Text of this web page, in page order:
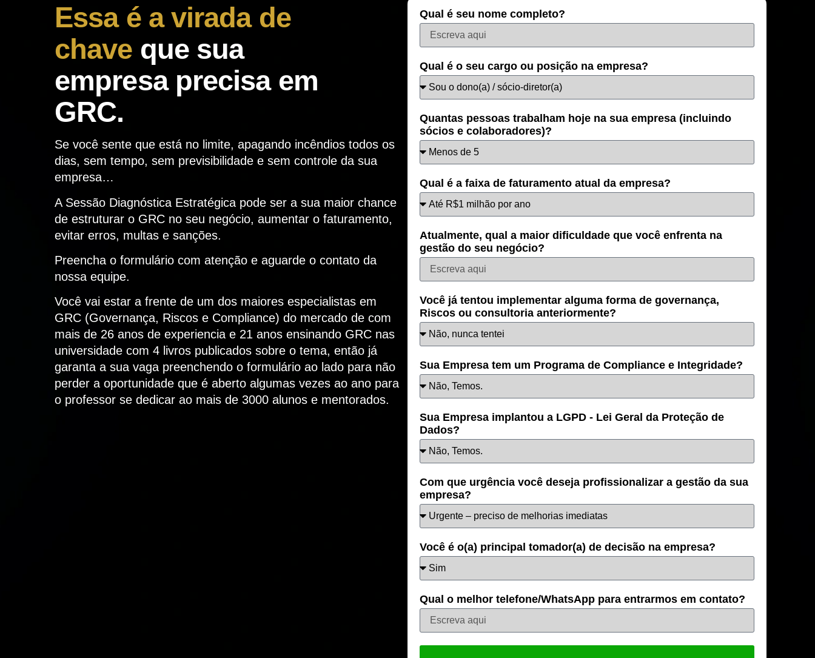
Essa é a virada de
chave que sua
empresa precisa em
GRC.
Se você sente que está no limite, apagando incêndios todos os
dias, sem tempo, sem previsibilidade e sem controle da sua
empresa…
A Sessão Diagnóstica Estratégica pode ser a sua maior chance
de estruturar o GRC no seu negócio, aumentar o faturamento,
evitar erros, multas e sanções.
Preencha o formulário com atenção e aguarde o contato da
nossa equipe.
Você vai estar a frente de um dos maiores especialistas em
GRC (Governança, Riscos e Compliance) do mercado de com
mais de 26 anos de experiencia e 21 anos ensinando GRC nas
universidade com 4 livros publicados sobre o tema, então já
garanta a sua vaga preenchendo o formulário ao lado para não
perder a oportunidade que é aberto algumas vezes ao ano para
o professor se dedicar ao mais de 3000 alunos e mentorados.
Qual é seu nome completo?
Qual é o seu cargo ou posição na empresa?
Quantas pessoas trabalham hoje na sua empresa (incluindo
sócios e colaboradores)?
Qual é a faixa de faturamento atual da empresa?
Atualmente, qual a maior dificuldade que você enfrenta na
gestão do seu negócio?
Você já tentou implementar alguma forma de governança,
Riscos ou consultoria anteriormente?
Sua Empresa tem um Programa de Compliance e Integridade?
Sua Empresa implantou a LGPD - Lei Geral da Proteção de
Dados?
Com que urgência você deseja profissionalizar a gestão da sua
empresa?
Você é o(a) principal tomador(a) de decisão na empresa?
Qual o melhor telefone/WhatsApp para entrarmos em contato?